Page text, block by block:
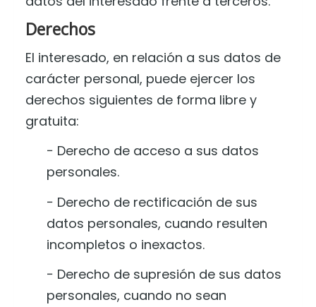
Derechos
El interesado, en relación a sus datos de
carácter personal, puede ejercer los
derechos siguientes de forma libre y
gratuita:
− Derecho de acceso a sus datos
personales.
− Derecho de rectificación de sus
datos personales, cuando resulten
incompletos o inexactos.
− Derecho de supresión de sus datos
personales, cuando no sean